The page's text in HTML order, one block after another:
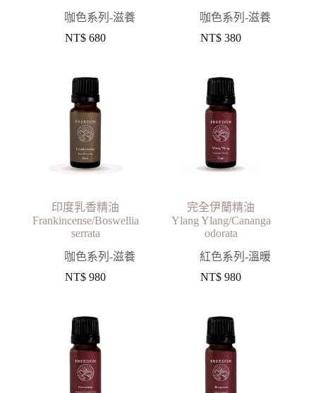
咖色系列-滋養
NT$ 680
咖色系列-滋養
NT$ 380
印度乳香精油
Frankincense/Boswellia
serrata
咖色系列-滋養
NT$ 980
完全伊蘭精油
Ylang Ylang/Cananga
odorata
紅色系列-溫暖
NT$ 980